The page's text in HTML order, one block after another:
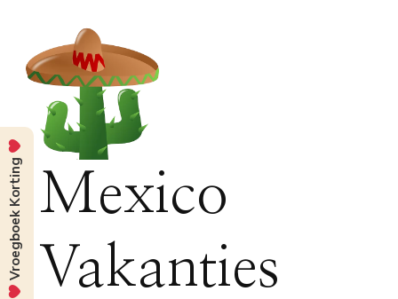
Mexico
Vakanties
Vroegboek Korting